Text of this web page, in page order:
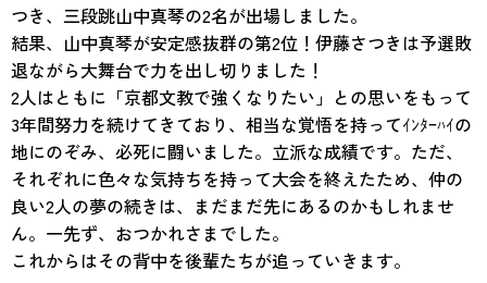
つき、三段跳山中真琴の2名が出場しました。
結果、山中真琴が安定感抜群の第2位！伊藤さつきは予選敗
退ながら大舞台で力を出し切りました！
2人はともに「京都文教で強くなりたい」との思いをもって
3年間努力を続けてきており、相当な覚悟を持ってｲﾝﾀｰﾊｲの
地にのぞみ、必死に闘いました。立派な成績です。ただ、
それぞれに色々な気持ちを持って大会を終えたため、仲の
良い2人の夢の続きは、まだまだ先にあるのかもしれませ
ん。一先ず、おつかれさまでした。
これからはその背中を後輩たちが追っていきます。